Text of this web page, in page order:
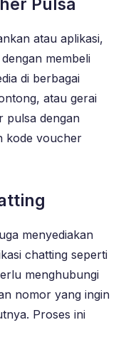
Pulsa
atau aplikasi,
membeli
di berbagai
atau gerai
pulsa dengan
kode voucher
menyediakan
chatting seperti
menghubungi
nomor yang ingin
Proses ini